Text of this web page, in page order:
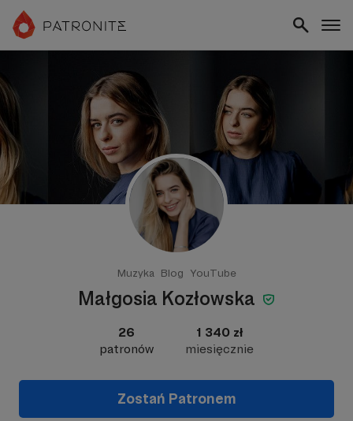
Muzyka Blog YouTube
Małgosia Kozłowska
26
patronów
1 340 zł
miesięcznie
Zostań Patronem